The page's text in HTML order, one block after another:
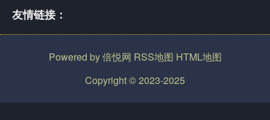
友情链接：
Powered by倍悦网 RSS地图 HTML地图
Copyright© 2023-2025